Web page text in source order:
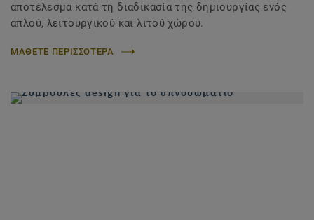
αποτέλεσμα κατά τη διαδικασία της δημιουργίας ενός
απλού, λειτουργικού και λιτού χώρου.
ΜΑΘΕΤΕ ΠΕΡΙΣΣΟΤΕΡΑ